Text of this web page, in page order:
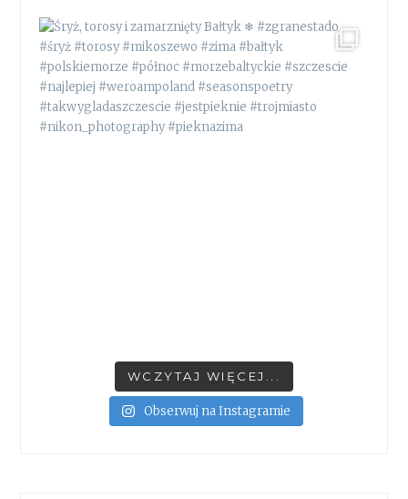
WCZYTAJ WIĘCEJ...
Obserwuj na Instagramie